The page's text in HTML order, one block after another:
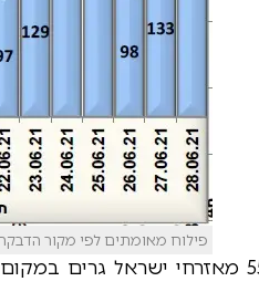
פילוח מאומתים לפי מקור